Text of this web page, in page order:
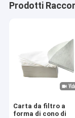
Prodotti
Carta da filtro a
forma di cono di